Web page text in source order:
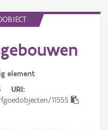
element
URI
11555